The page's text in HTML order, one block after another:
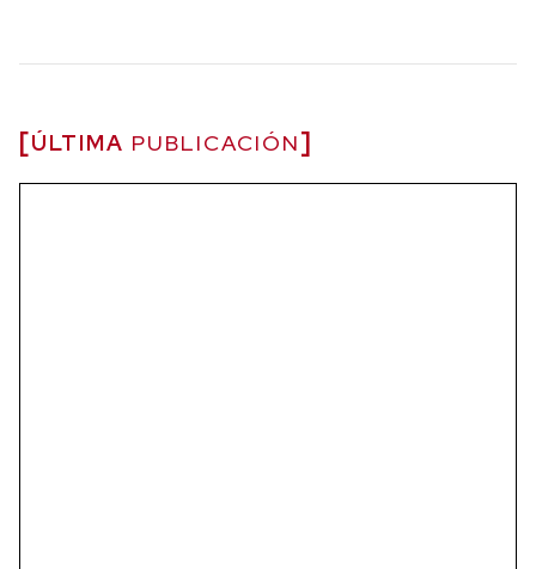
ÚLTIMA PUBLICACIÓN